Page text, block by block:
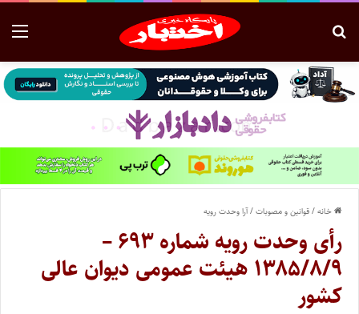
خانه/قوانین و مصوبات/آرا وحدت رویه
رأی وحدت رویه شماره ۶۹۳ –
۱۳۸۵/۸/۹ هیئت عمومی دیوان عالی
کشور